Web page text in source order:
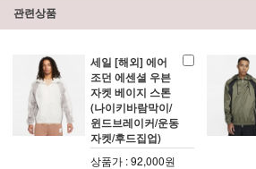
관련상품
세일 [해외] 에어
조던 에센셜 우븐
자켓 베이지 스톤
(나이키바람막이/
윈드브레이커/운동
자켓/후드집업)
상품가 : 92,000원